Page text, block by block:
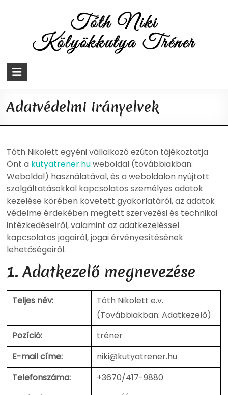
Tóth
Kölyökkutya
Kutyaoktatás,
kutyatréning,
kutyanevelés
Adatvédelmi irányelvek
Tóth Nikolett egyéni vállalkozó ezúton tájékoztatja
Önt a kutyatrener.huweboldal (továbbiakban:
Weboldal) használatával, és a weboldalon nyújtott
szolgáltatásokkal kapcsolatos személyes adatok
kezelése körében követett gyakorlatáról, az adatok
védelme érdekében megtett szervezési és technikai
intézkedéseiről, valamint az adatkezeléssel
kapcsolatos jogairól, jogai érvényesítésének
lehetőségeiről.
1. Adatkezelő megnevezése
Teljes név:
Tóth Nikolett e.v.
(Továbbiakban: Adatkezelő)
Pozíció:
tréner
E-mail címe:
niki@kutyatrener.hu
Telefonszáma:
+3670/417-9880